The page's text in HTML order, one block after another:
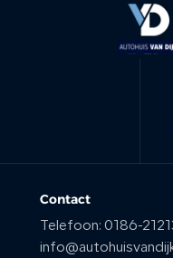
Contact
Telefoon: 0186-